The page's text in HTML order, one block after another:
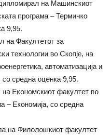
на Машинскиот
програма – Термичко
9,95.
на Факултетот за
технологии во Скопје, на
автоматизација и
со средна оценка 9,95.
Економскиот факултет во
– Економија, со средна
на Филолошкиот факултет